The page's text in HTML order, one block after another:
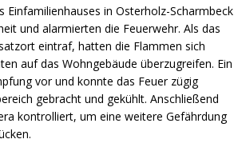
in Osterholz-Scharmbeck
und alarmierten die Feuerwehr. Als das
eintraf, hatten die Flammen sich
auf das Wohngebäude überzugreifen. Ein
vor und konnte das Feuer zügig
gebracht und gekühlt. Anschließend
kontrolliert, um eine weitere Gefährdung